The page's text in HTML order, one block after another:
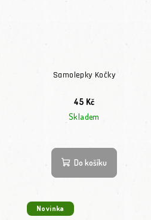
Samolepky Kočky
45 Kč
Skladem
Do košíku
Novinka